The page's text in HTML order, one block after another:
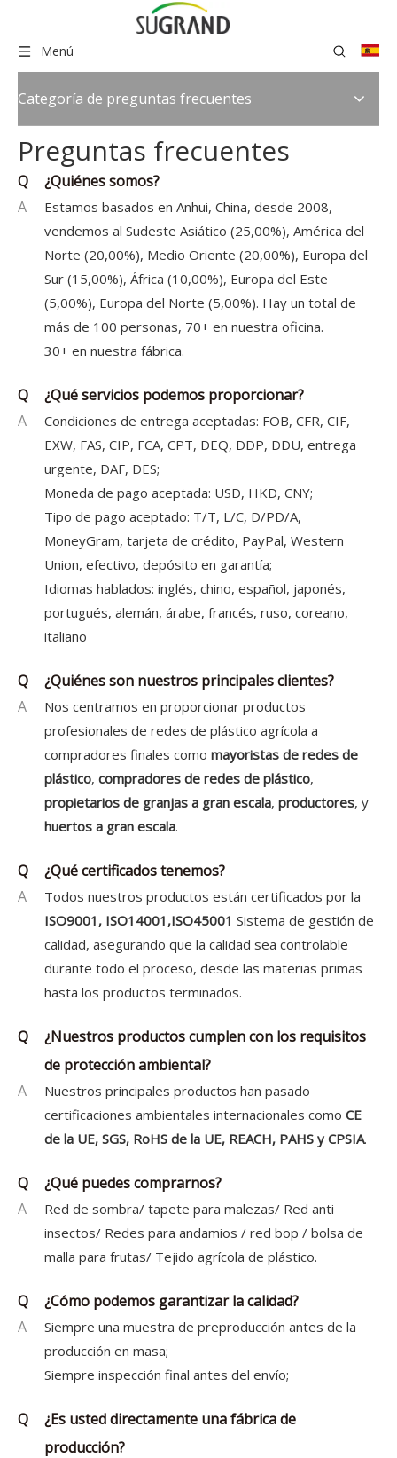
Menú
Categoría de preguntas frecuentes
Preguntas frecuentes
Q
¿Quiénes somos?
A
Estamos basados ​​en Anhui, China, desde 2008,
vendemos al Sudeste Asiático (25,00%), América del
Norte (20,00%), Medio Oriente (20,00%), Europa del
Sur (15,00%), África (10,00%), Europa del Este
(5,00%), Europa del Norte (5,00%). Hay un total de
más de 100 personas, 70+ en nuestra oficina.
30+ en nuestra fábrica.
Q
¿Qué servicios podemos proporcionar?
A
Condiciones de entrega aceptadas: FOB, CFR, CIF,
EXW, FAS, CIP, FCA, CPT, DEQ, DDP, DDU, entrega
urgente, DAF, DES;
Moneda de pago aceptada: USD, HKD, CNY;
Tipo de pago aceptado: T/T, L/C, D/PD/A,
MoneyGram, tarjeta de crédito, PayPal, Western
Union, efectivo, depósito en garantía;
Idiomas hablados: inglés, chino, español, japonés,
portugués, alemán, árabe, francés, ruso, coreano,
italiano
Q
¿Quiénes son nuestros principales clientes?
A
Nos centramos en proporcionar productos
profesionales de redes de plástico agrícola a
compradores finales como mayoristas de redes de
plástico, compradores de redes de plástico,
propietarios de granjas a gran escala, productores, y
huertos a gran escala.
Q
¿Qué certificados tenemos?
A
Todos nuestros productos están certificados por la
ISO9001, ISO14001,ISO45001 Sistema de gestión de
calidad, asegurando que la calidad sea controlable
durante todo el proceso, desde las materias primas
hasta los productos terminados.
Q
¿Nuestros productos cumplen con los requisitos
de protección ambiental?
A
Nuestros principales productos han pasado
certificaciones ambientales internacionales como CE
de la UE, SGS, RoHS de la UE, REACH, PAHS y CPSIA.
Q
¿Qué puedes comprarnos?
A
Red de sombra/ tapete para malezas/ Red anti
insectos/ Redes para andamios / red bop / bolsa de
malla para frutas/ Tejido agrícola de plástico.
Q
¿Cómo podemos garantizar la calidad?
A
Siempre una muestra de preproducción antes de la
producción en masa;
Siempre inspección final antes del envío;
Q
¿Es usted directamente una fábrica de
producción?